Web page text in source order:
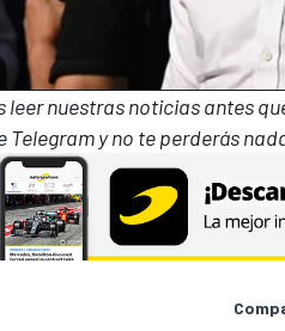
leer nuestras noticias antes
Telegramy no te perderás